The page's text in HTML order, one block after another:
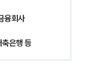
융회사
은행 등